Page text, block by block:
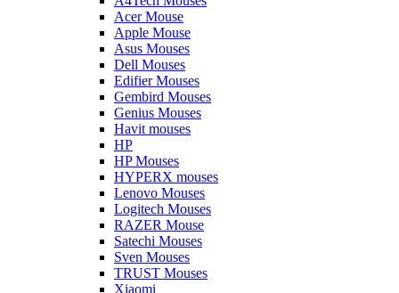
Acer Mouse
Apple Mouse
Asus Mouses
Dell Mouses
Edifier Mouses
Gembird Mouses
Genius Mouses
Havit mouses
HP
HP Mouses
HYPERX mouses
Lenovo Mouses
Logitech Mouses
RAZER Mouse
Satechi Mouses
Sven Mouses
TRUST Mouses
Xiaomi